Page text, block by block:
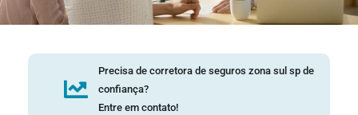
Precisa de corretora de seguros zona sul sp de
confiança?
Entre em contato!